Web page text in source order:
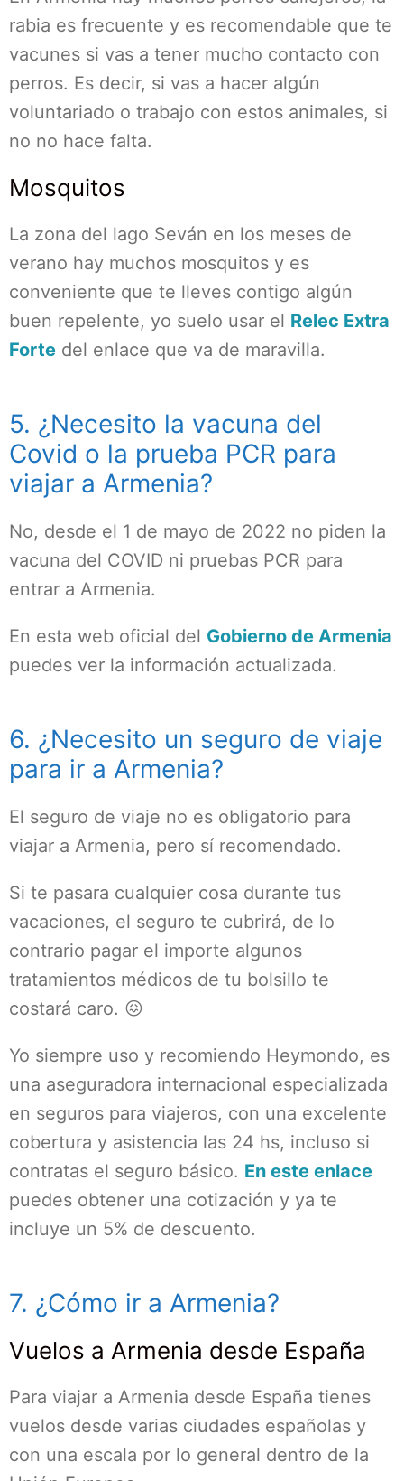
rabia es frecuente y es recomendable que te
vacunes si vas a tener mucho contacto con
perros. Es decir, si vas a hacer algún
voluntariado o trabajo con estos animales, si
no no hace falta.
Mosquitos
La zona del lago Seván en los meses de
verano hay muchos mosquitos y es
conveniente que te lleves contigo algún
buen repelente, yo suelo usar el Relec Extra
Forte del enlace que va de maravilla.
5. ¿Necesito la vacuna del
Covid o la prueba PCR para
viajar a Armenia?
No, desde el 1 de mayo de 2022 no piden la
vacuna del COVID ni pruebas PCR para
entrar a Armenia.
En esta web oficial del Gobierno de Armenia
puedes ver la información actualizada.
6. ¿Necesito un seguro de viaje
para ir a Armenia?
El seguro de viaje no es obligatorio para
viajar a Armenia, pero sí recomendado.
Si te pasara cualquier cosa durante tus
vacaciones, el seguro te cubrirá, de lo
contrario pagar el importe algunos
tratamientos médicos de tu bolsillo te
costará caro. 😖
Yo siempre uso y recomiendo Heymondo, es
una aseguradora internacional especializada
en seguros para viajeros, con una excelente
cobertura y asistencia las 24 hs, incluso si
contratas el seguro básico. En este enlace
puedes obtener una cotización y ya te
incluye un 5% de descuento.
7. ¿Cómo ir a Armenia?
Vuelos a Armenia desde España
Para viajar a Armenia desde España tienes
vuelos desde varias ciudades españolas y
con una escala por lo general dentro de la